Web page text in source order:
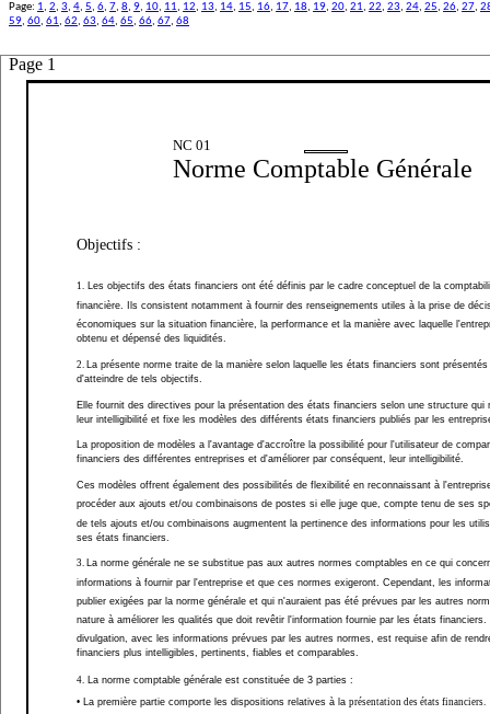
Page 1
NC 01
Norme Comptable Générale
Objectifs :
1. Les objectifs des états financiers ont été définis par le cadre conceptuel de la
financière. Ils consistent notamment à fournir des renseignements utiles à la prise de
économiques sur la situation financière, la performance et la manière avec laquelle
obtenu et dépensé des liquidités.
2. La présente norme traite de la manière selon laquelle les états financiers sont
d'atteindre de tels objectifs.
Elle fournit des directives pour la présentation des états financiers selon une structure qui
leur intelligibilité et fixe les modèles des différents états financiers publiés par les
La proposition de modèles a l'avantage d'accroître la possibilité pour l'utilisateur de
financiers des différentes entreprises et d'améliorer par conséquent, leur intelligibilité.
Ces modèles offrent également des possibilités de flexibilité en reconnaissant à
procéder aux ajouts et/ou combinaisons de postes si elle juge que, compte tenu de ses
de tels ajouts et/ou combinaisons augmentent la pertinence des informations pour les
ses états financiers.
3. La norme générale ne se substitue pas aux autres normes comptables en ce qui
informations à fournir par l'entreprise et que ces normes exigeront. Cependant, les
publier exigées par la norme générale et qui n'auraient pas été prévues par les autres
nature à améliorer les qualités que doit revêtir l'information fournie par les états financiers.
divulgation, avec les informations prévues par les autres normes, est requise afin de
financiers plus intelligibles, pertinents, fiables et comparables.
4. La norme comptable générale est constituée de 3 parties :
• La première partie comporte les dispositions relatives à la présentation des états financiers.
Page: 1, 2, 3, 4, 5, 6, 7, 8, 9, 10, 11, 12, 13, 14, 15, 16, 17, 18, 19, 20, 21, 22, 23, 24, 25, 26, 27,
59, 60, 61, 62, 63, 64, 65, 66, 67, 68